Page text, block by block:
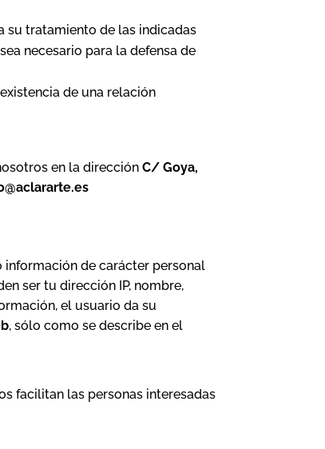
su tratamiento de las indicadas
necesario para la defensa de
de una relación
en la direcciónC/ Goya,
de carácter personal
ser tu dirección IP, nombre,
el usuario da su
, sólo como se describe en el
facilitan las personas interesadas